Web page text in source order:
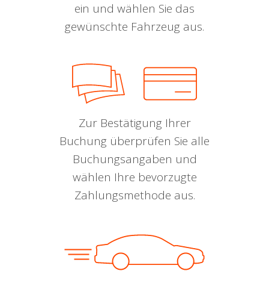
ein und wählen Sie das
gewünschte Fahrzeug aus.
Zur Bestätigung Ihrer
Buchung überprüfen Sie alle
Buchungsangaben und
wählen Ihre bevorzugte
Zahlungsmethode aus.